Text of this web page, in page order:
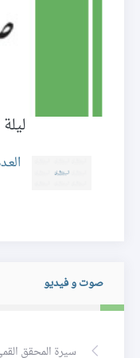
صوت و فيديو
سيرة المحقق